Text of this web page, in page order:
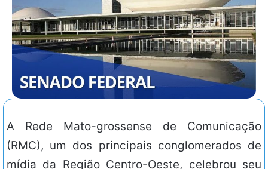
A Rede Mato-grossense de Comunicação
(RMC), um dos principais conglomerados de
mídia da Região Centro-Oeste, celebrou seu